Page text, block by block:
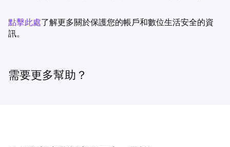
點擊此處了解更多關於保護您的帳戶和數位生活安全的資
訊。
需要更多幫助？